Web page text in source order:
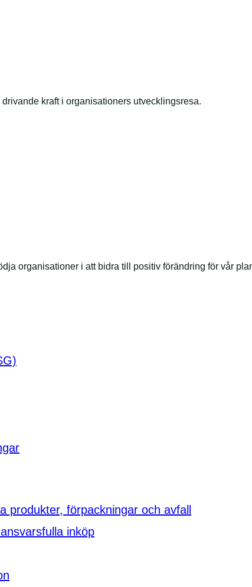
kraft i organisationers utvecklingsresa.
organisationer i att bidra till positiv förändring för vår
produkter, förpackningar och avfall
inköp